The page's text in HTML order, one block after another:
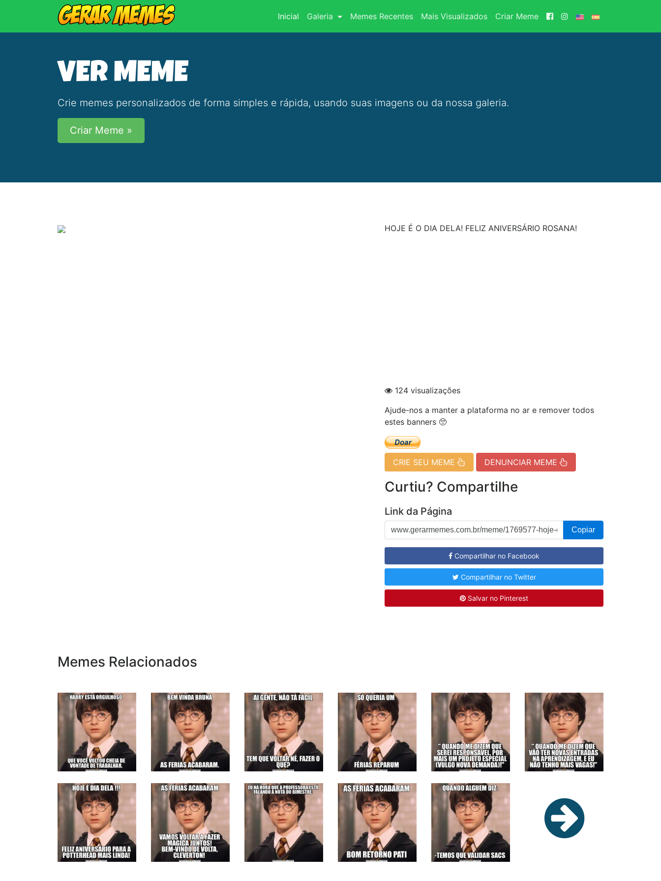
Inicial(current)
Galeria Memes Recentes Mais Visualizados Criar Meme
VER MEME
Crie memes personalizados de forma simples e rápida, usando suas imagens ou da nossa galeria.
Criar Meme »
HOJE É O DIA DELA! FELIZ ANIVERSÁRIO ROSANA!
124 visualizações
Ajude-nos a manter a plataforma no ar e remover todos
estes banners 🥺
CRIE SEU MEME DENUNCIAR MEME
Curtiu? Compartilhe
Link da Página
Copiar
Compartilhar no Facebook
Compartilhar no Twitter
Salvar no Pinterest
Memes Relacionados